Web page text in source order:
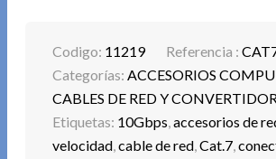
Codigo: 11219 Referencia :
Categorías:ACCESORIOS
CABLES DE RED Y
Etiquetas: 10Gbps,accesorios de
velocidad,cable de red,Cat.7,